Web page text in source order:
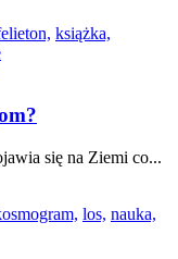
książka,
się na Ziemi co...
los, nauka,